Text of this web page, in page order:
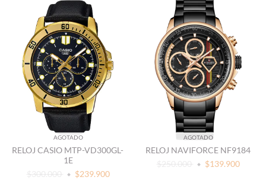
AGOTADO
RELOJ CASIO MTP-VD300GL-
1E
$300.000
$239.900
AGOTADO
RELOJ NAVIFORCE NF9184
$250.000
$139.900